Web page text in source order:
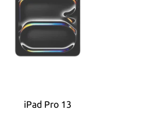
iPad Pro 13